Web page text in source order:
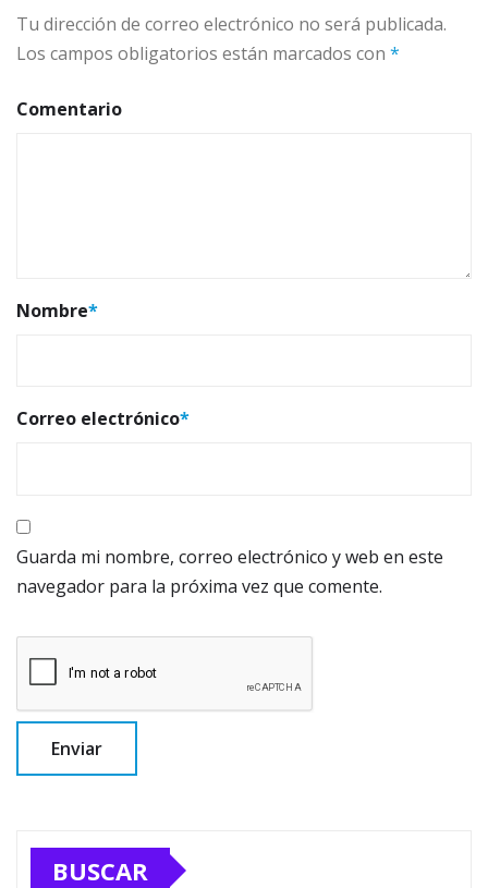
Tu dirección de correo electrónico no será publicada.
Los campos obligatorios están marcados con *
Comentario
Nombre*
Correo electrónico*
Guarda mi nombre, correo electrónico y web en este
navegador para la próxima vez que comente.
BUSCAR